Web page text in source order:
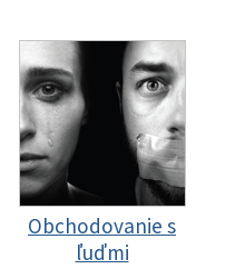
Obchodovanie s
ľuďmi